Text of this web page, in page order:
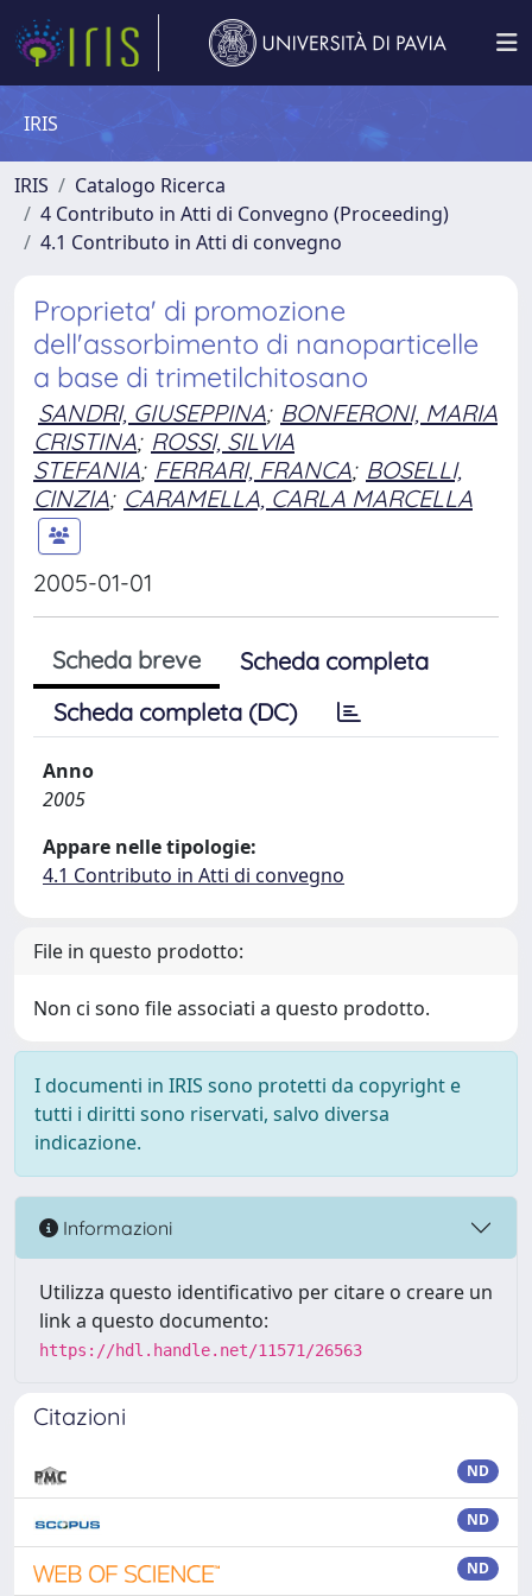
IRIS
IRIS
Catalogo Ricerca
4 Contributo in Atti di Convegno (Proceeding)
4.1 Contributo in Atti di convegno
Proprieta' di promozione
dell'assorbimento di nanoparticelle
a base di trimetilchitosano
SANDRI, GIUSEPPINA; BONFERONI, MARIA
CRISTINA; ROSSI, SILVIA
STEFANIA; FERRARI, FRANCA; BOSELLI,
CINZIA; CARAMELLA, CARLA MARCELLA
2005-01-01
Scheda breve
Scheda completa
Scheda completa (DC)
Anno
2005
Appare nelle tipologie:
4.1 Contributo in Atti di convegno
File in questo prodotto:
Non ci sono file associati a questo prodotto.
I documenti in IRIS sono protetti da copyright e
tutti i diritti sono riservati, salvo diversa
indicazione.
Informazioni
Utilizza questo identificativo per citare o creare un
link a questo documento:
https://hdl.handle.net/11571/26563
Citazioni
ND
ND
ND